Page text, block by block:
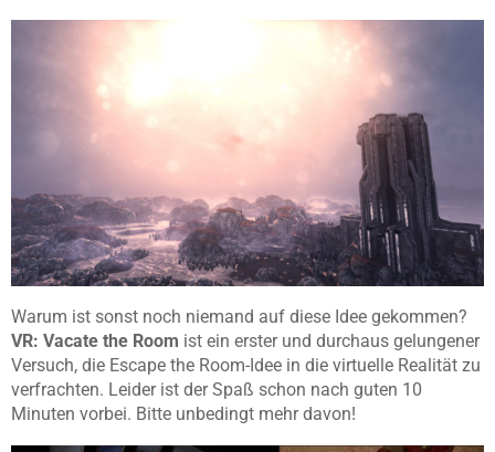
Warum ist sonst noch niemand auf diese Idee gekommen?
VR: Vacate the Room ist ein erster und durchaus gelungener
Versuch, die Escape the Room-Idee in die virtuelle Realität zu
verfrachten. Leider ist der Spaß schon nach guten 10
Minuten vorbei. Bitte unbedingt mehr davon!